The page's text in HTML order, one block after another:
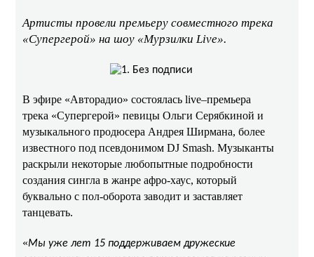
Артисты провели премьеру совместного трека
«Супергерой» на шоу «Мурзилки Live».
В эфире «Авторадио» состоялась live–премьера
трека «Супергерой» певицы Ольги Серябкиной и
музыкального продюсера Андрея Ширмана, более
известного под псевдонимом DJ Smash. Музыканты
раскрыли некоторые любопытные подробности
создания сингла в жанре афро-хаус, который
буквально с пол-оборота заводит и заставляет
танцевать.
«Мы уже лет 15 поддерживаем дружеские